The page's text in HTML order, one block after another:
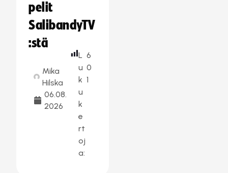
pelit
SalibandyTV
:stä
Mika
Hilska
06.08.
2026
L
u
k
u
k
e
rt
oj
a:
6
0
1